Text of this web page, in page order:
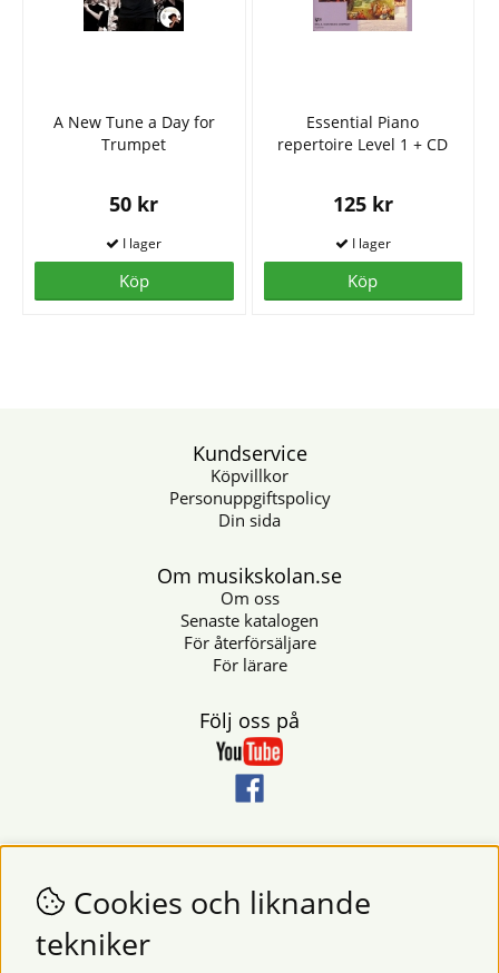
A New Tune a Day for
Trumpet
50 kr
Köp
Essential Piano
repertoire Level 1 + CD
125 kr
Köp
Kundservice
Köpvillkor
Personuppgiftspolicy
Din sida
Om musikskolan.se
Om oss
Senaste katalogen
För återförsäljare
För lärare
Följ oss på
Nyhetsbrev
Vill du få nyheter och erbjudanden från oss? Fyll då i din e-
postadress i fältet nedan.
Cookies och liknande
tekniker